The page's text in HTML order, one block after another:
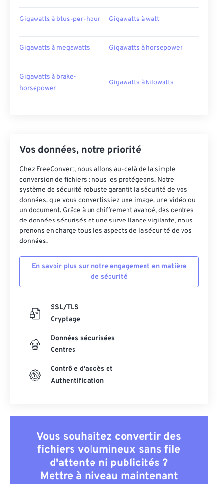
Gigawatts à btus-per-hour Gigawatts à watt
Gigawatts à megawatts Gigawatts à horsepower
Gigawatts à brake-
horsepower
Gigawatts à kilowatts
Vos données, notre priorité
Chez FreeConvert, nous allons au-delà de la simple
conversion de fichiers : nous les protégeons. Notre
système de sécurité robuste garantit la sécurité de vos
données, que vous convertissiez une image, une vidéo ou
un document. Grâce à un chiffrement avancé, des centres
de données sécurisés et une surveillance vigilante, nous
prenons en charge tous les aspects de la sécurité de vos
données.
En savoir plus sur notre engagement en matière
de sécurité
SSL/TLS
Cryptage
Données sécurisées
Centres
Contrôle d'accès et
Authentification
Vous souhaitez convertir des
fichiers volumineux sans file
d'attente ni publicités ?
Mettre à niveau maintenant